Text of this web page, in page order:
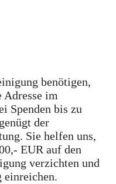
benötigen,
Adresse im
Spenden bis zu
der
Sie helfen uns,
EUR auf den
verzichten und
einreichen.